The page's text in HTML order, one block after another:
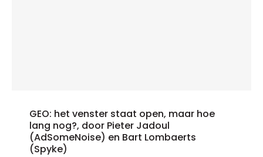
GEO: het venster staat open, maar hoe
lang nog?, door Pieter Jadoul
(AdSomeNoise) en Bart Lombaerts
(Spyke)